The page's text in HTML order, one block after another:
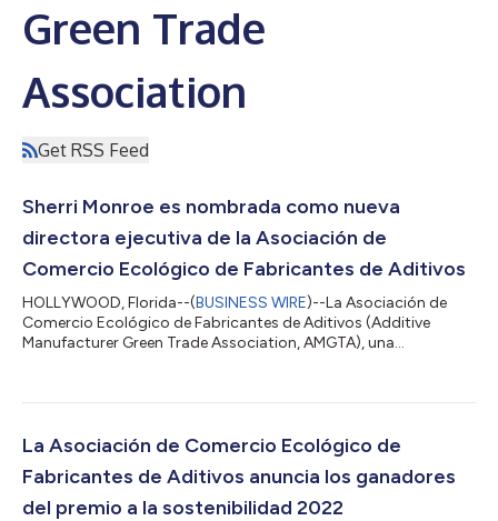
Green Trade
Association
Get RSS Feed
Sherri Monroe es nombrada como nueva
directora ejecutiva de la Asociación de
Comercio Ecológico de Fabricantes de Aditivos
HOLLYWOOD, Florida--(BUSINESS WIRE)--La Asociación de
Comercio Ecológico de Fabricantes de Aditivos (Additive
Manufacturer Green Trade Association, AMGTA), una
manufacturing, AM), anunció hoy que nombró a Sherri Monroe
extenso trabajo sin fines de lucro de la Sra. Monroe incluye
funciones como directora de Desarrollo Reg...
La Asociación de Comercio Ecológico de
Fabricantes de Aditivos anuncia los ganadores
del premio a la sostenibilidad 2022